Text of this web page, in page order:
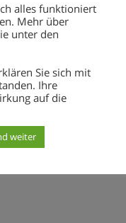
alles funktioniert
Mehr über
unter den
Sie sich mit
Ihre
auf die
weiter